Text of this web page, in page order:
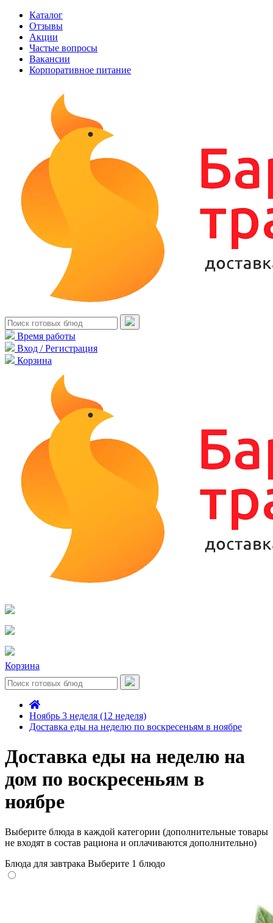
Каталог
Отзывы
Акции
Частые вопросы
Вакансии
Корпоративное питание
Время работы
Вход / Регистрация
Корзина
Корзина
Ноябрь 3 неделя (12 неделя)
Доставка еды на неделю по воскресеньям в ноябре
Доставка еды на неделю на
дом по воскресеньям в
ноябре
Выберите блюда в каждой категории (дополнительные товары
не входят в состав рациона и оплачиваются дополнительно)
Блюда для завтрака Выберите 1 блюдо